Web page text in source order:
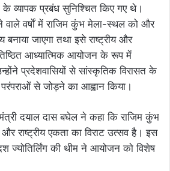
के व्यापक प्रबंध सुनिश्चित किए गए थे।
वर्षों में राजिम कुंभ मेला-स्थल को और
जाएगा तथा इसे राष्ट्रीय और
आध्यात्मिक आयोजन के रूप में
प्रदेशवासियों से सांस्कृतिक विरासत के
परंपराओं से जोड़ने का आह्वान किया।
मंत्री दयाल दास बघेल ने कहा कि राजिम कुंभ
राष्ट्रीय एकता का विराट उत्सव है। इस
ज्योतिर्लिंग की थीम ने आयोजन को विशेष